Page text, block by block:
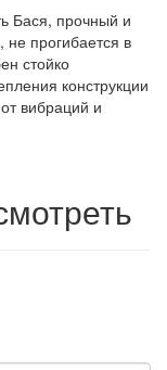
Бася, прочный и
прогибается в
стойко
конструкции
вибраций и